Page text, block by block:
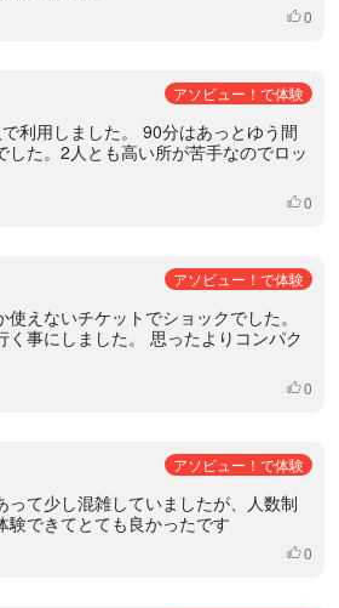
いいね
0
アソビュー！で体験
利用しました。 90分はあっとゆう間
した。2人とも高い所が苦手なのでロッ
いいね
0
アソビュー！で体験
えないチケットでショックでした。
く事にしました。 思ったよりコンパク
いいね
0
アソビュー！で体験
って少し混雑していましたが、人数制
験できてとても良かったです
いいね
0